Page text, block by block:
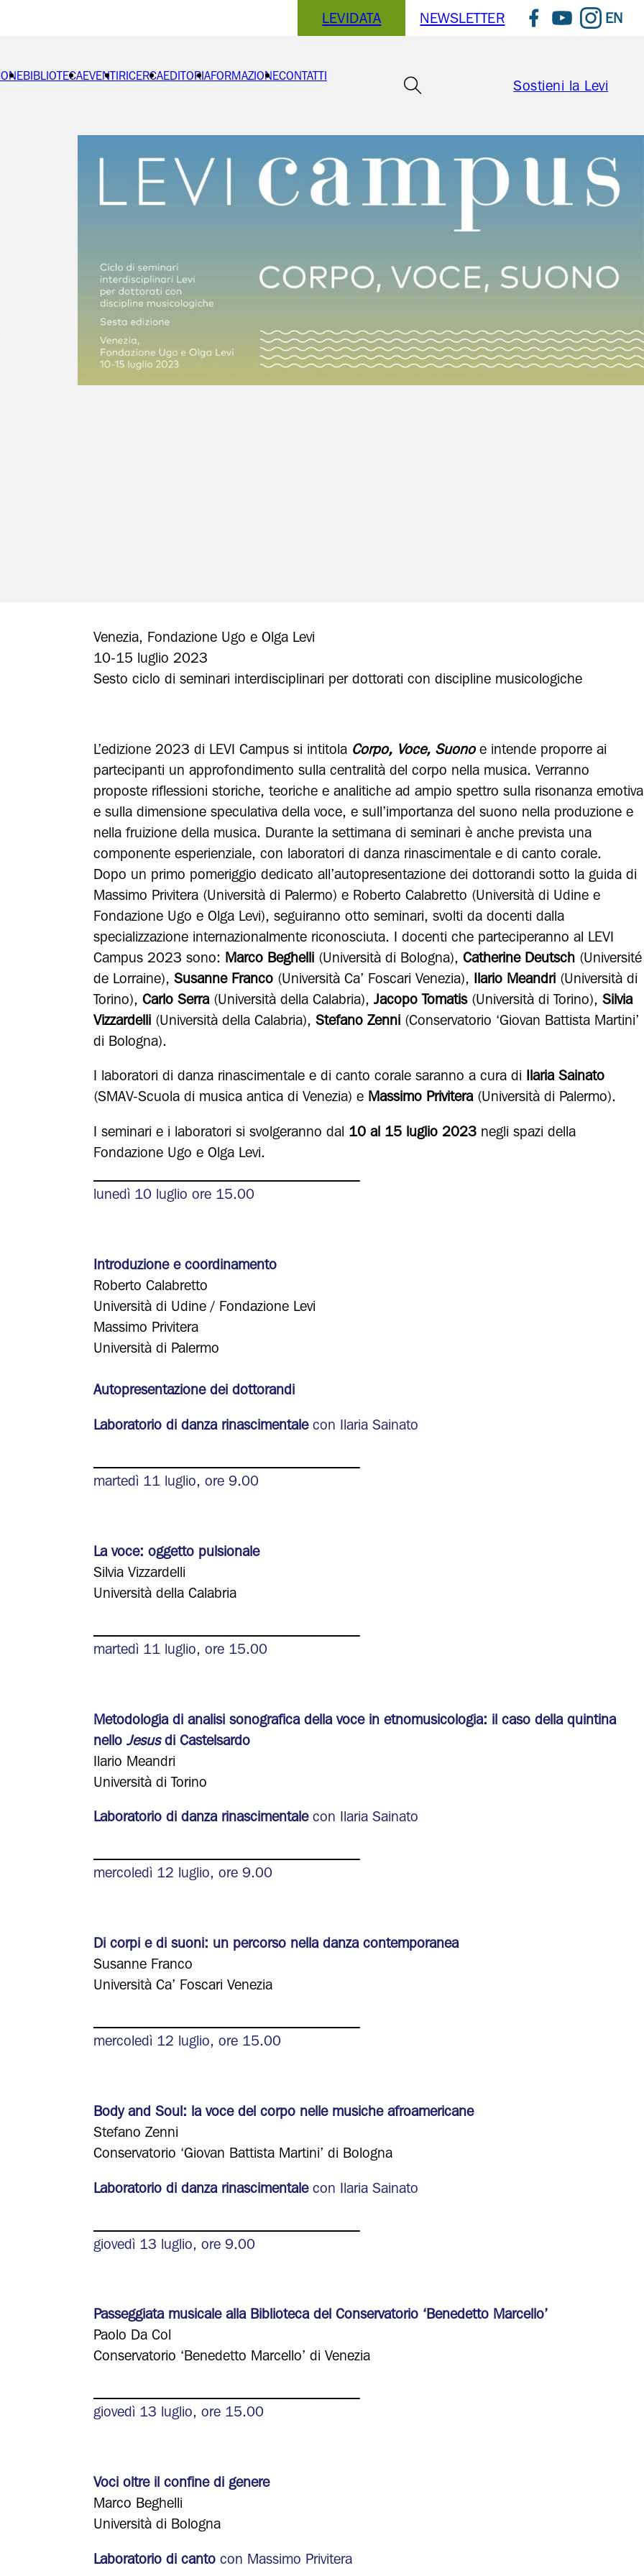
LEVIDATA NEWSLETTER
Seguici su Facebook
Seguici su
Seguici
EN
BIBLIOTECAEVENTIRICERCAEDITORIAFORMAZIONECONTATTI
Sostieni la Levi
Venezia, Fondazione Ugo e Olga Levi
10-15 luglio 2023
Sesto ciclo di seminari interdisciplinari per dottorati con discipline musicologiche
L’edizione 2023 di LEVI Campus si intitola Corpo, Voce, Suonoe intende proporre ai
partecipanti un approfondimento sulla centralità del corpo nella musica. Verranno
proposte riflessioni storiche, teoriche e analitiche ad ampio spettro sulla risonanza emotiva
e sulla dimensione speculativa della voce, e sull’importanza del suono nella produzione e
nella fruizione della musica. Durante la settimana di seminari è anche prevista una
componente esperienziale, con laboratori di danza rinascimentale e di canto corale.
Dopo un primo pomeriggio dedicato all’autopresentazione dei dottorandi sotto la guida di
Massimo Privitera (Università di Palermo) e Roberto Calabretto (Università di Udine e
Fondazione Ugo e Olga Levi), seguiranno otto seminari, svolti da docenti dalla
specializzazione internazionalmente riconosciuta. I docenti che parteciperanno al LEVI
Campus 2023 sono: Marco Beghelli(Università di Bologna), Catherine Deutsch(Université
de Lorraine), Susanne Franco(Università Ca’ Foscari Venezia), Ilario Meandri(Università di
Torino), Carlo Serra(Università della Calabria), Jacopo Tomatis(Università di Torino), Silvia
Vizzardelli(Università della Calabria), Stefano Zenni(Conservatorio ‘Giovan Battista Martini’
di Bologna).
I laboratori di danza rinascimentale e di canto corale saranno a cura di Ilaria Sainato
(SMAV-Scuola di musica antica di Venezia) e Massimo Privitera (Università di Palermo).
I seminari e i laboratori si svolgeranno dal 10 al 15 luglio 2023negli spazi della
Fondazione Ugo e Olga Levi.
lunedì 10 luglio ore 15.00
Introduzione e coordinamento
Roberto Calabretto
Università di Udine / Fondazione Levi
Massimo Privitera
Università di Palermo
Autopresentazione dei dottorandi
Laboratorio di danza rinascimentalecon Ilaria Sainato
martedì 11 luglio, ore 9.00
La voce: oggetto pulsionale
Silvia Vizzardelli
Università della Calabria
martedì 11 luglio, ore 15.00
Metodologia di analisi sonografica della voce in etnomusicologia: il caso della quintina
nello Jesusdi Castelsardo
Ilario Meandri
Università di Torino
Laboratorio di danza rinascimentalecon Ilaria Sainato
mercoledì 12 luglio, ore 9.00
Di corpi e di suoni: un percorso nella danza contemporanea
Susanne Franco
Università Ca’ Foscari Venezia
mercoledì 12 luglio, ore 15.00
Body and Soul: la voce del corpo nelle musiche afroamericane
Stefano Zenni
Conservatorio ‘Giovan Battista Martini’ di Bologna
Laboratorio di danza rinascimentalecon Ilaria Sainato
giovedì 13 luglio, ore 9.00
Passeggiata musicale alla Biblioteca del Conservatorio ‘Benedetto Marcello’
Paolo Da Col
Conservatorio ‘Benedetto Marcello’ di Venezia
giovedì 13 luglio, ore 15.00
Voci oltre il confine di genere
Marco Beghelli
Università di Bologna
Laboratorio di cantocon Massimo Privitera